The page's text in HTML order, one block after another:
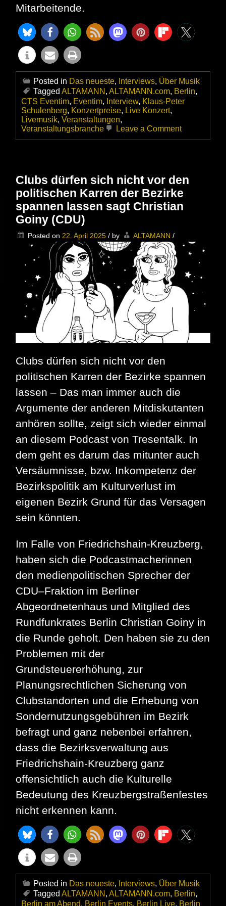
Mitarbeitende.
Posted in Das neueste, Interviews, Über Musik
Tagged ALTAMANN , ALTAMANN.com, Berlin,
CTS Eventim, Eventim, Interview, Klaus-Peter
Schulenberg, Konzertpreise, Live Konzert,
Livemusik, Veranstaltungen,
Veranstaltungsbranche
Leave a Commenton
–
Deutsche
Clubs dürfen sich nicht vor den
politischen Karren der Bezirke
spannen lassen sagt Christian
Goiny (CDU)
Posted on 22. April 2025 / by ALTAMANN /
Clubs dürfen sich nicht vor den
politischen Karren der Bezirke spannen
lassen – Das man immer auch die
Argumente der anderen Mitdiskutanten
anhören sollte, zeigt sich wieder einmal
an diesem Podcast von Tresentalk. In
dem geht es darum das mitunter auch
Versäumnisse, bzw. Inkompetenz der
Bezirkspolitik am Kulturverlust im
eigenen Bezirk Grund für das Versagen
sein könnten.
Im Falle von Friedrichshain-Kreuzberg,
haben sich die Podcastmacherinnen
den medienpolitischen Sprecher der
CDU–Fraktion im Berliner
Abgeordnetenhaus und Mitglied des
Rundfunkrates Berlin Christian Goiny in
die Runde geholt. Den haben sie zu den
Problemen mit der
Grundsteuererhöhung, zur
Planungsrechtlichen Sicherung von
Clubstandorten und die Erhebung von
Sondernutzungsgebühren im Bezirk
befragt und ganz nebenbei erfahren,
dass die Bezirksverwaltung aus
Friedrichshain-Kreuzberg ganz
offensichtlich auch die Kulturelle
Bedeutung des Kreuzbergstraßenfestes
nicht erkennen kann.
Posted in Das neueste, Interviews, Über Musik
Tagged ALTAMANN , ALTAMANN.com, Berlin,
Berlin am Abend, Berlin Events, Berlin Live, Berlin